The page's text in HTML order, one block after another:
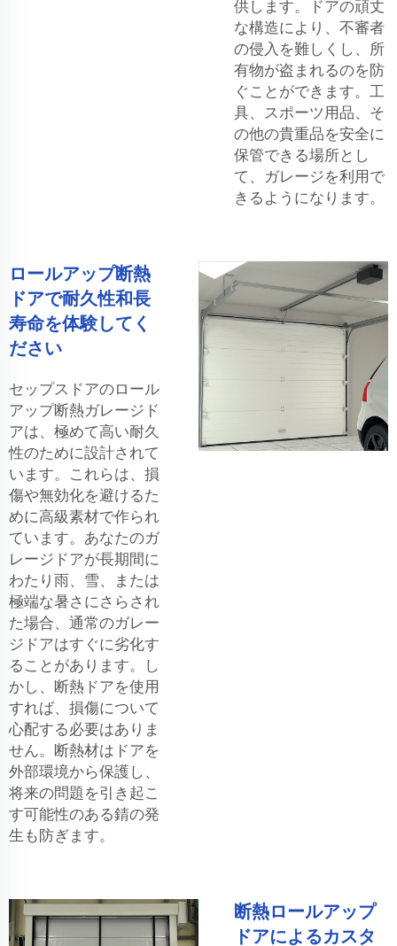
供します。ドアの頑丈
な構造により、不審者
の侵入を難しくし、所
有物が盗まれるのを防
ぐことができます。工
具、スポーツ用品、そ
の他の貴重品を安全に
保管できる場所とし
て、ガレージを利用で
きるようになります。
ロールアップ断熱
ドアで耐久性和長
寿命を体験してく
ださい
セップスドアのロール
アップ断熱ガレージド
アは、極めて高い耐久
性のために設計されて
います。これらは、損
傷や無効化を避けるた
めに高級素材で作られ
ています。あなたのガ
レージドアが長期間に
わたり雨、雪、または
極端な暑さにさらされ
た場合、通常のガレー
ジドアはすぐに劣化す
ることがあります。し
かし、断熱ドアを使用
すれば、損傷について
心配する必要はありま
せん。断熱材はドアを
外部環境から保護し、
将来の問題を引き起こ
す可能性のある錆の発
生も防ぎます。
断熱ロールアップ
ドアによるカスタ